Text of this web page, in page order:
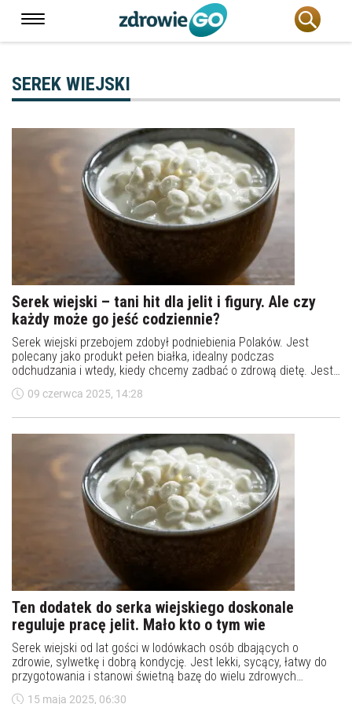
SEREK WIEJSKI
Serek wiejski – tani hit dla jelit i figury. Ale czy
każdy może go jeść codziennie?
Serek wiejski przebojem zdobył podniebienia Polaków. Jest
polecany jako produkt pełen białka, idealny podczas
odchudzania i wtedy, kiedy chcemy zadbać o zdrową dietę. Jest
wiele fit przepisów z serkiem wiejskim w roli głównej. Czy można
go jeść codziennie?&nbsp;
09 czerwca 2025, 14:28
Ten dodatek do serka wiejskiego doskonale
reguluje pracę jelit. Mało kto o tym wie
Serek wiejski od lat gości w lodówkach osób dbających o
zdrowie, sylwetkę i dobrą kondycję. Jest lekki, sycący, łatwy do
przygotowania i stanowi świetną bazę do wielu zdrowych
posiłków. Co ciekawe, jego potencjał można jeszcze bardziej
15 maja 2025, 06:30